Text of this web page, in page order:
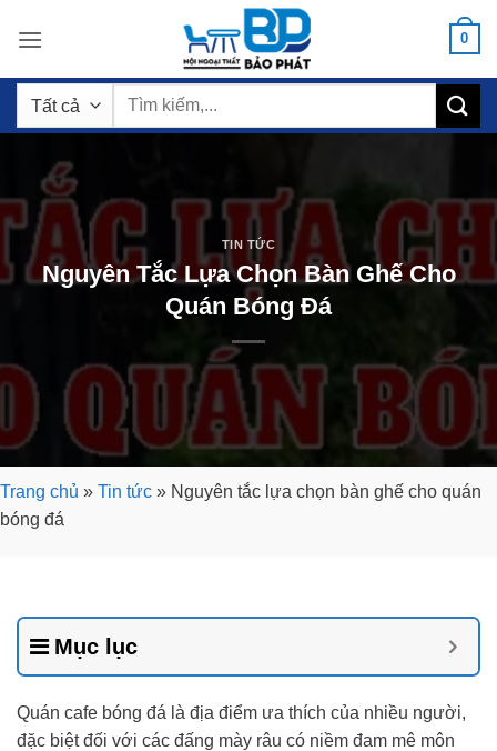
qua
dung
0
Tìm
TIN TỨC
Nguyên Tắc Lựa Chọn Bàn Ghế Cho
Quán Bóng Đá
Trang chủ » Tin tức » Nguyên tắc lựa chọn bàn ghế cho quán
bóng đá
Mục lục
Quán cafe bóng đá là địa điểm ưa thích của nhiều người,
đặc biệt đối với các đấng mày râu có niềm đam mê môn